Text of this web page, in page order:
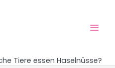
Tiere essen Haselnüsse?